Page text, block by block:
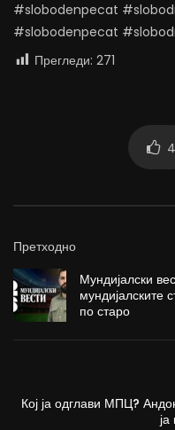
#slobodenpecat
#slobodenpecat
Прегледи: 271
4
Претходно
Мундијалски
мундијалските
по старо
Кој ја одглави МПЦ?